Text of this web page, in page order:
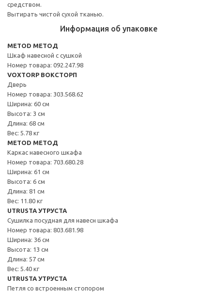
средством.
Вытирать чистой сухой тканью.
Информация об упаковке
METOD МЕТОД
Шкаф навесной с сушкой
Номер товара: 092.247.98
VOXTORP ВОКСТОРП
Дверь
Номер товара: 303.568.62
Ширина: 60 см
Высота: 3 см
Длина: 68 см
Вес: 5.78 кг
METOD МЕТОД
Каркас навесного шкафа
Номер товара: 703.680.28
Ширина: 61 см
Высота: 6 см
Длина: 81 см
Вес: 11.80 кг
UTRUSTA УТРУСТА
Сушилка посудная для навесн шкафа
Номер товара: 803.681.98
Ширина: 36 см
Высота: 13 см
Длина: 57 см
Вес: 5.40 кг
UTRUSTA УТРУСТА
Петля со встроенным стопором